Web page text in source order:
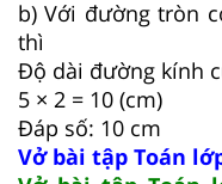
b) Với đường tròn
thì
Độ dài đường kính
5 × 2 = 10 (cm)
Đáp số: 10 cm
Vở bài tập Toán